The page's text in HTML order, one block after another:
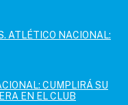
ATLÉTICO NACIONAL:
CUMPLIRÁ SU
EN EL CLUB